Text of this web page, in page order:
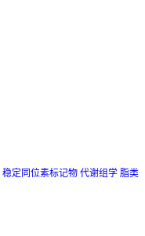
稳定同位素标记物 代谢组学 脂类